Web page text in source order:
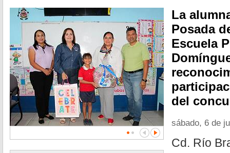
La
Posada
Escuela
del
sábado, 6 de
Cd. Río